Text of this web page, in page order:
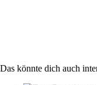
Das könnte dich auch